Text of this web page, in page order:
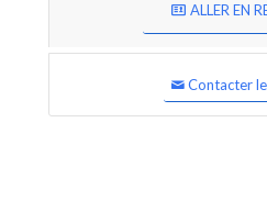
ALLER EN
Contacter